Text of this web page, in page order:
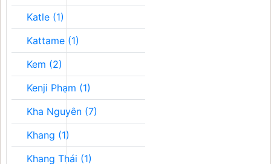
Katle (1)
Kattame (1)
Kem (2)
Kenji Phạm (1)
Kha Nguyên (7)
Khang (1)
Khang Thái (1)